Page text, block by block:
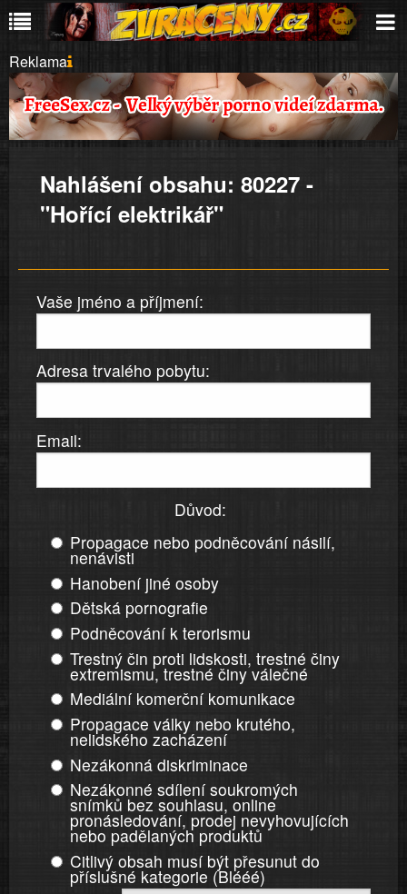
Reklama
Nahlášení obsahu: 80227 -
"Hořící elektrikář"
Vaše jméno a příjmení:
Adresa trvalého pobytu:
Email:
Důvod:
Propagace nebo podněcování násilí,
nenávisti
Hanobení jiné osoby
Dětská pornografie
Podněcování k terorismu
Trestný čin proti lidskosti, trestné činy
extremismu, trestné činy válečné
Mediální komerční komunikace
Propagace války nebo krutého,
nelidského zacházení
Nezákonná diskriminace
Nezákonné sdílení soukromých
snímků bez souhlasu, online
pronásledování, prodej nevyhovujících
nebo padělaných produktů
Citlivý obsah musí být přesunut do
příslušné kategorie (Blééé)